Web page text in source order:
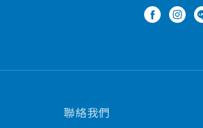
聯絡我們